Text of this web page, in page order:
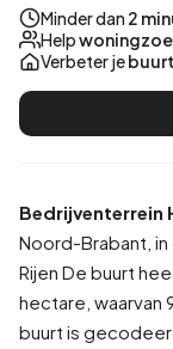
Bedrijventerrein
Noord-Brabant ,
Rijen De buurt
hectare, waarvan
buurt is
Minder dan 2
Help
Verbeter jebuurt